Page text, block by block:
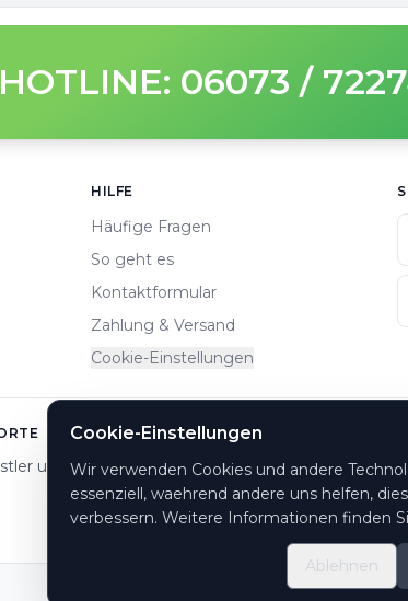
HOTLINE: 06073 /
HILFE
Häufige Fragen
So geht es
Kontaktformular
Zahlung & Versand
Cookie-Einstellungen
und Veranstaltungsorte.
© 2026 PrintYourTicket GmbH
Cookie-Einstellungen
Wir verwenden Cookies und andere
essenziell, waehrend andere uns helfen,
verbessern. Weitere Informationen finden
Ablehnen